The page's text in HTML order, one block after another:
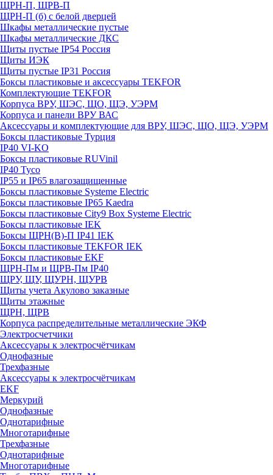
ЩРН-П, ЩРВ-П
ЩРН-П (б) с белой дверцей
Шкафы металлические пустые
Шкафы металлические ДКС
Щиты пустые IP54 Россия
Щиты ИЭК
Щиты пустые IP31 Россия
Боксы пластиковые и аксессуары TEKFOR
Комплектующие TEKFOR
Корпуса ВРУ, ШЭС, ЩО, ЩЭ, УЭРМ
Корпуса и панели ВРУ ВАС
Аксессуары и комплектующие для ВРУ, ШЭС, ЩО, ЩЭ, УЭРМ
Боксы пластиковые Турция
IP40 VI-KO
Боксы пластиковые RUVinil
IP40 Тусо
IP55 и IP65 влагозащищенные
Боксы пластиковые Systeme Electric
Боксы пластиковые IP65 Kaedra
Боксы пластиковые City9 Box Systeme Electric
Боксы пластиковые IEK
Боксы ЩРН(В)-П IP41 IEK
Боксы пластиковые TEKFOR IEK
Боксы пластиковые EKF
ЩРН-Пм и ЩРВ-Пм IP40
ЩРУ, ЩУ, ЩУРН, ЩУРВ
Щиты учета Акулово заказные
Щиты этажные
ЩРН, ЩРВ
Корпуса распределительные металлические ЭКФ
Электросчетчики
Аксессуары к электросчётчикам
Однофазные
Трехфазные
Аксессуары к электросчётчикам
EKF
Меркурий
Однофазные
Однотарифные
Многотарифные
Трехфазные
Однотарифные
Многотарифные